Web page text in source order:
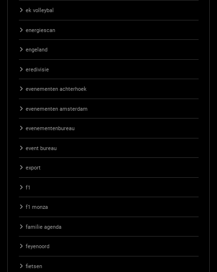
ek volleybal
energiescan
engeland
eredivisie
evenementen achterhoek
evenementen amsterdam
evenementenbureau
event bureau
export
f1
f1 monza
familie agenda
feyenoord
fietsen